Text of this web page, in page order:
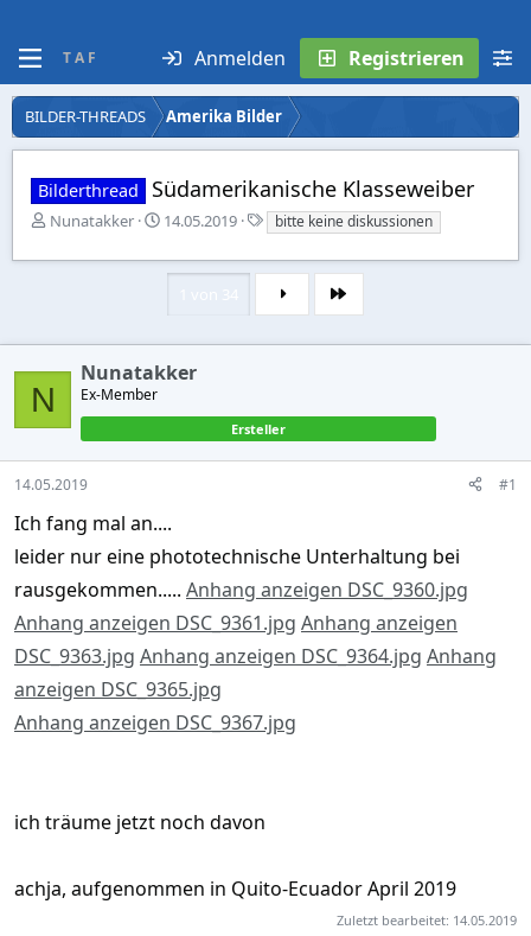
T A F Anmelden Registrieren
BILDER-THREADS Amerika Bilder
Bilderthread Südamerikanische Klasseweiber
E
s
l
e
r
Nunatakker
E
s
l
t
m
14.05.2019
S
t
i
o
e
bitte keine diskussionen
Letzte
N
Nunatakker
Ex-Member
Ersteller
14.05.2019 #1
Ich fang mal an....
leider nur eine phototechnische Unterhaltung bei
rausgekommen..... Anhang anzeigen DSC_9360.jpg
Anhang anzeigen DSC_9361.jpg Anhang anzeigen
DSC_9363.jpg Anhang anzeigen DSC_9364.jpg Anhang
anzeigen DSC_9365.jpg
Anhang anzeigen DSC_9367.jpg
ich träume jetzt noch davon
achja, aufgenommen in Quito-Ecuador April 2019
Zuletzt bearbeitet: 14.05.2019